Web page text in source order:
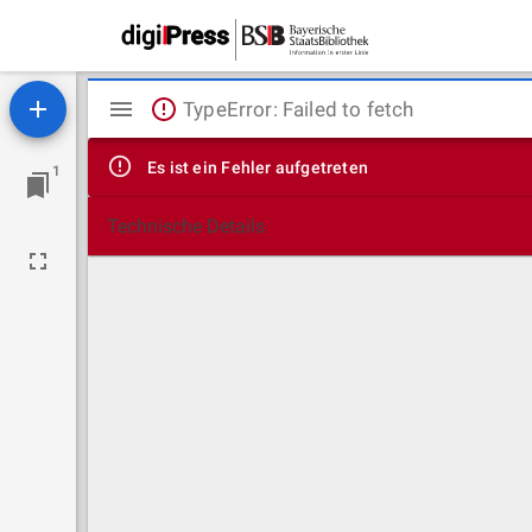
1
Mirador
Viewer
TypeError: Failed to fetch
Es ist ein Fehler aufgetreten
Technische Details